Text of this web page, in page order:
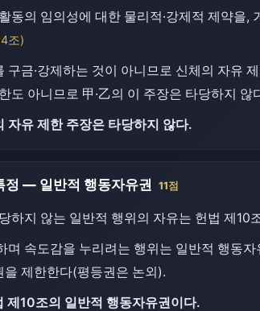
동의 임의성에 대한 물리적·강제적 제약을,
조)
구금·강제하는 것이 아니므로 신체의 자유
도 아니므로 甲·乙의 이 주장은 타당하지 않
자유 제한 주장은 타당하지 않다.
정 — 일반적 행동자유권 11점
하지 않는 일반적 행위의 자유는 헌법 제10
며 속도감을 누리려는 행위는 일반적 행동
을 제한한다(평등권은 논외).
제10조의 일반적 행동자유권이다.